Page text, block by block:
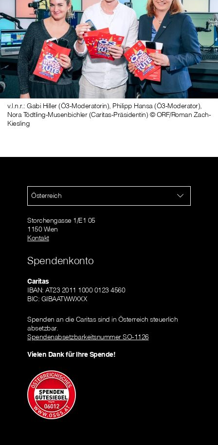
v.l.n.r.: Gabi Hiller (Ö3-Moderatorin), Philipp Hansa (Ö3-Moderator),
Nora Tödtling-Musenbichler (Caritas-Präsidentin) © ORF/Roman Zach-
Kiesling
Österreich
Storchengasse 1/E1 05
1150 Wien
Kontakt
Spendenkonto
Caritas
IBAN: AT23 2011 1000 0123 4560
BIC: GIBAATWWXXX
Spenden an die Caritas sind in Österreich steuerlich
absetzbar.
Spendenabsetzbarkeitsnummer SO-1126
Vielen Dank für Ihre Spende!